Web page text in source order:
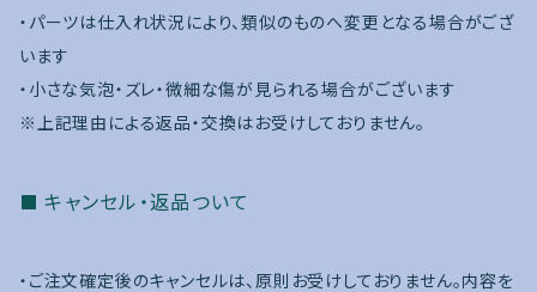
・パーツは仕入れ状況により、類似のものへ変更となる場合がござ
います
・小さな気泡・ズレ・微細な傷が見られる場合がございます
※上記理由による返品・交換はお受けしておりません。
キャンセル・返品ついて
・ご注文確定後のキャンセルは、原則お受けしておりません。内容を